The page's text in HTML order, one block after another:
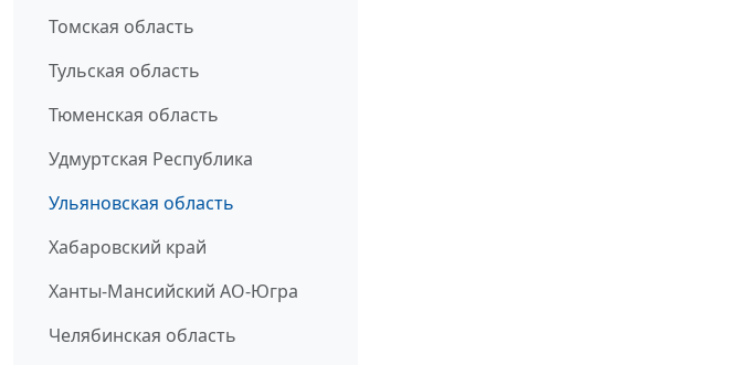
Томская область
Тульская область
Тюменская область
Удмуртская Республика
Ульяновская область
Хабаровский край
Ханты-Мансийский АО-Югра
Челябинская область